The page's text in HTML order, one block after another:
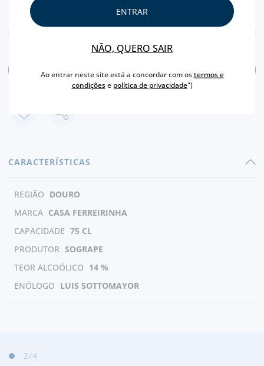
ADICIONAR
CARACTERÍSTICAS
REGIÃO DOURO
MARCA CASA FERREIRINHA
CAPACIDADE 75 CL
PRODUTOR SOGRAPE
TEOR ALCOÓLICO 14 %
ENÓLOGO LUIS SOTTOMAYOR
3/4
ENTRAR
NÃO, QUERO SAIR
Ao entrar neste site está a concordar com ostermos e
condiçõese política de privacidade")